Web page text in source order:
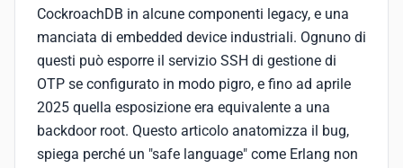
CockroachDB in alcune componenti legacy, e una
manciata di embedded device industriali. Ognuno di
questi può esporre il servizio SSH di gestione di
OTP se configurato in modo pigro, e fino ad aprile
2025 quella esposizione era equivalente a una
backdoor root. Questo articolo anatomizza il bug,
spiega perché un "safe language" come Erlang non